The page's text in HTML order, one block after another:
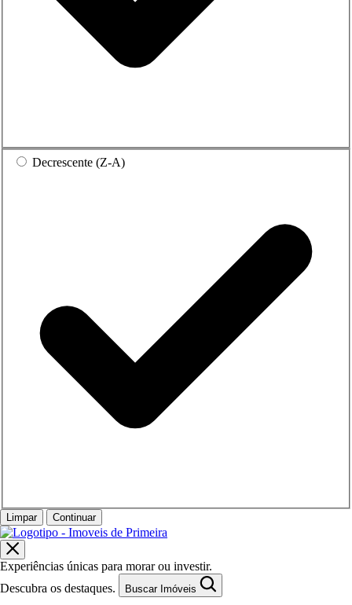
Decrescente (Z-A)
Limpar Continuar
Experiências únicas para morar ou investir.
Descubra os destaques.
Buscar Imóveis